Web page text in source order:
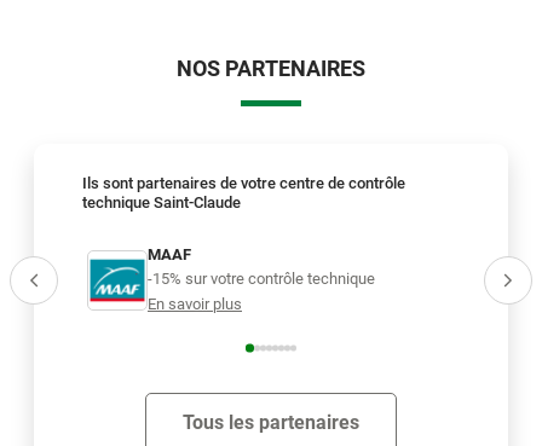
NOS PARTENAIRES
Ils sont partenaires de votre centre de contrôle
technique Saint-Claude
MAAF
-15% sur votre contrôle technique
En savoir plus
-
Tous les partenaires